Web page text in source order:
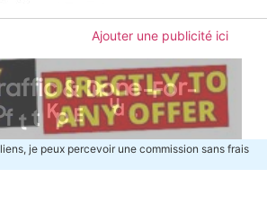
Ajouter une publicité ici
je peux percevoir une commission sans frais